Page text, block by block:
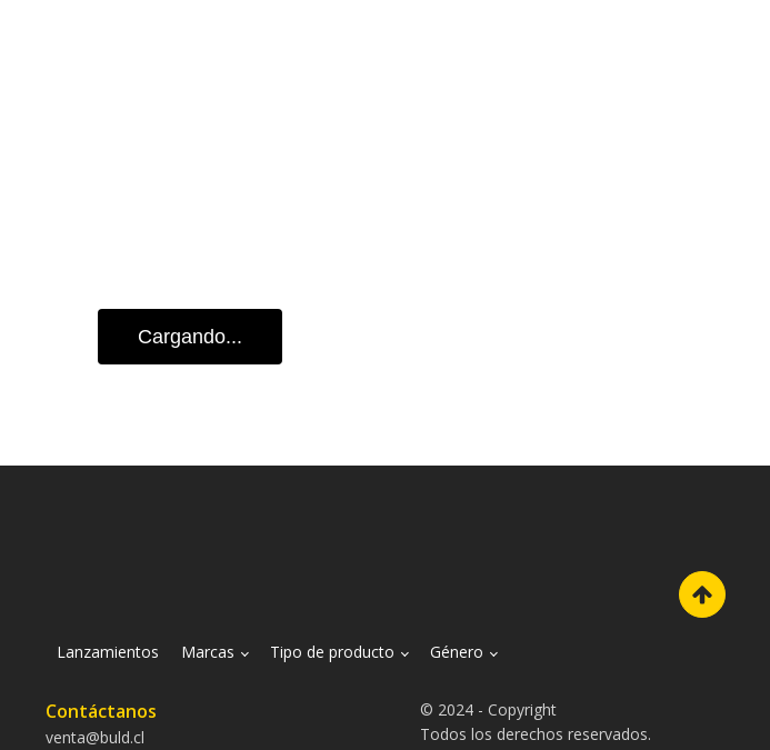
Cargando...
Lanzamientos Marcas Tipo de producto Género
Contáctanos
venta@buld.cl
© 2024 - Copyright
Todos los derechos reservados.